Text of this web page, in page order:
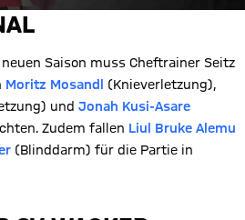
Saison muss Cheftrainer Seitz
Moritz Mosandl
(Knieverletzung),
und Jonah Kusi-Asare
Zudem fallen Liul Bruke Alemu
(Blinddarm) für die Partie in